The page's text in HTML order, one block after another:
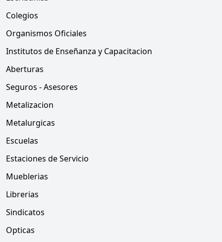
Colegios
Organismos Oficiales
Institutos de Enseñanza y Capacitacion
Aberturas
Seguros - Asesores
Metalizacion
Metalurgicas
Escuelas
Estaciones de Servicio
Mueblerias
Librerias
Sindicatos
Opticas